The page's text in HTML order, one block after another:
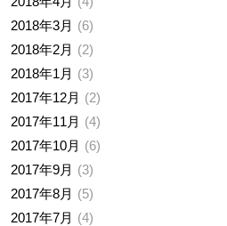
2018年3月
6
2018年2月
2
2018年1月
3
2017年12月
2
2017年11月
4
2017年10月
6
2017年9月
3
2017年8月
5
2017年7月
4